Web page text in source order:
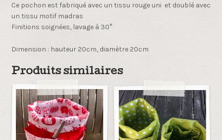
Ce pochon est fabriqué avec un tissu rouge uni et doublé avec
un tissu motif madras
Finitions soignées, lavage à 30°
Dimension : hauteur 20cm, diamètre 20cm
Produits similaires